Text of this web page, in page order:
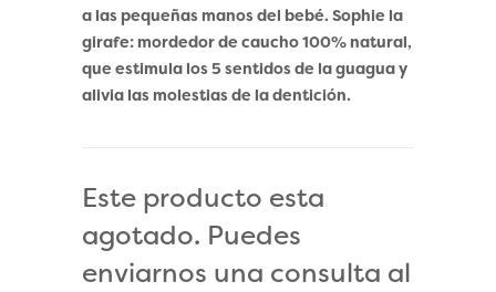
a las pequeñas manos del bebé. Sophie la
girafe: mordedor de caucho 100% natural,
que estimula los 5 sentidos de la guagua y
alivia las molestias de la dentición.
Este producto esta
agotado. Puedes
enviarnos una consulta al